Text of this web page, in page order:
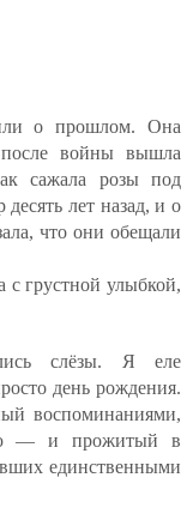
о прошлом. Она
войны вышла
сажала розы под
лет назад, и о
что они обещали
грустной улыбкой,
слёзы. Я еле
день рождения.
воспоминаниями,
— и прожитый в
единственными